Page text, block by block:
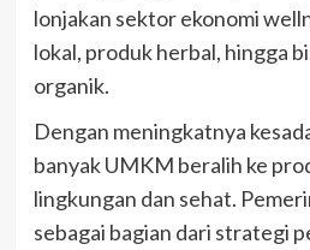
lonjakan sektor ekonomi
lokal, produk herbal, hingga
organik.
Dengan meningkatnya
banyak UMKM beralih ke
lingkungan dan sehat.
sebagai bagian dari strategi